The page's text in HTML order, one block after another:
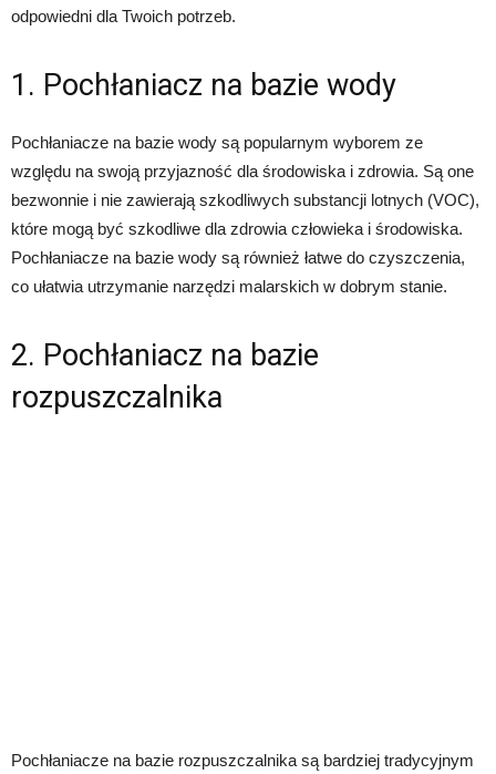
odpowiedni dla Twoich potrzeb.
1. Pochłaniacz na bazie wody
Pochłaniacze na bazie wody są popularnym wyborem ze
względu na swoją przyjazność dla środowiska i zdrowia. Są one
bezwonnie i nie zawierają szkodliwych substancji lotnych (VOC),
które mogą być szkodliwe dla zdrowia człowieka i środowiska.
Pochłaniacze na bazie wody są również łatwe do czyszczenia,
co ułatwia utrzymanie narzędzi malarskich w dobrym stanie.
2. Pochłaniacz na bazie
rozpuszczalnika
Pochłaniacze na bazie rozpuszczalnika są bardziej tradycyjnym